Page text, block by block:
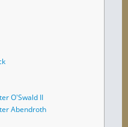
O'Swald II
Abendroth